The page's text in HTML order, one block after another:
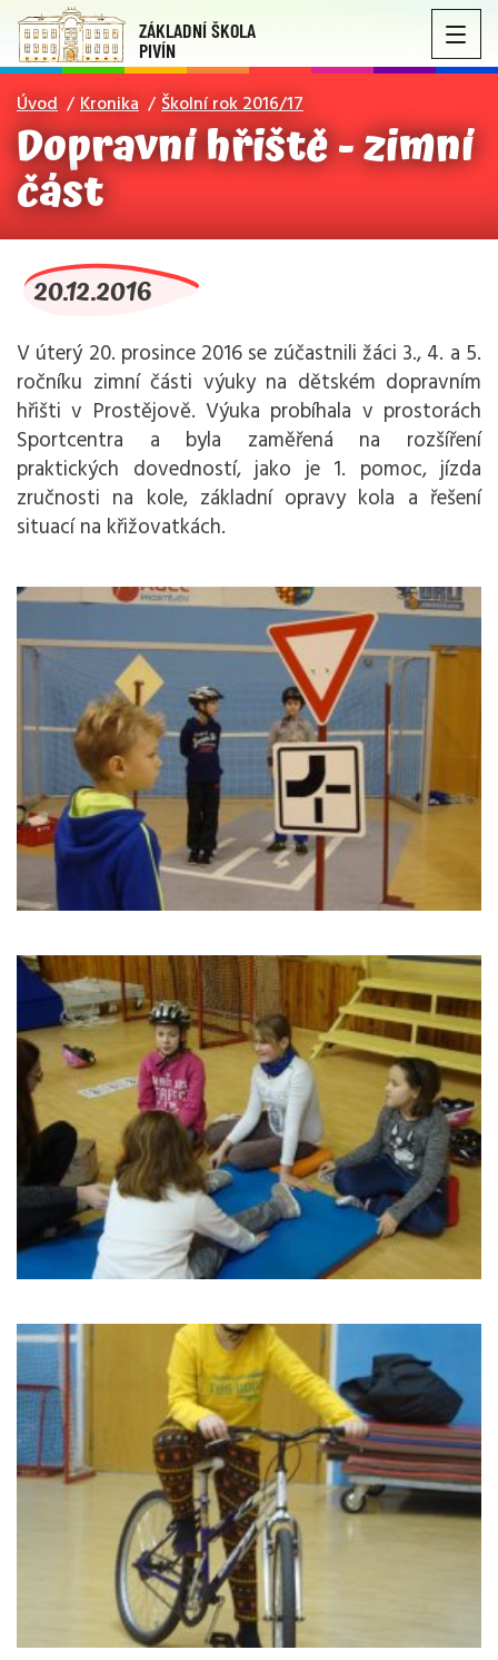
ZÁKLADNÍ ŠKOLA
PIVÍN
Úvod Kronika Školní rok 2016/17
Dopravní hřiště - zimní
část
20.12.2016
V úterý 20. prosince 2016 se zúčastnili žáci 3., 4. a 5.
ročníku zimní části výuky na dětském dopravním
hřišti v Prostějově. Výuka probíhala v prostorách
Sportcentra a byla zaměřená na rozšíření
praktických dovedností, jako je 1. pomoc, jízda
zručnosti na kole, základní opravy kola a řešení
situací na křižovatkách.